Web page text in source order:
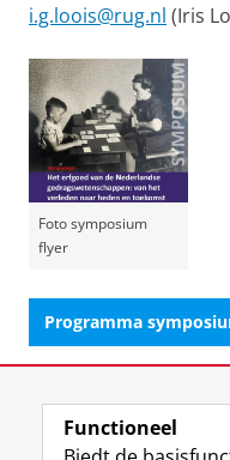
i.g.loois@rug.nl (Iris
Foto symposium
flyer
Programma
Functioneel